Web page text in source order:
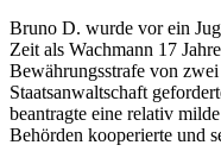
Bruno D. wurde vor ein
Zeit als Wachmann 17
Bewährungsstrafe von
Staatsanwaltschaft
beantragte eine relativ
Behörden kooperierte und